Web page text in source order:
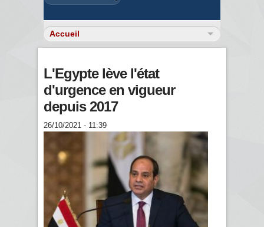
L'Egypte lève l'état
d'urgence en vigueur
depuis 2017
26/10/2021 - 11:39